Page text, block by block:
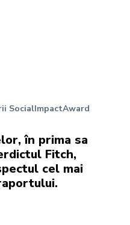
SocialImpactAward
în prima sa
Fitch,
cel mai